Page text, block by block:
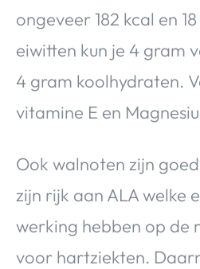
ongeveer 182 kcal en
eiwitten kun je 4 gram
4 gram koolhydraten.
vitamine E en
Ook walnoten zijn
zijn rijk aan ALA welke
werking hebben op de
voor hartziekten.